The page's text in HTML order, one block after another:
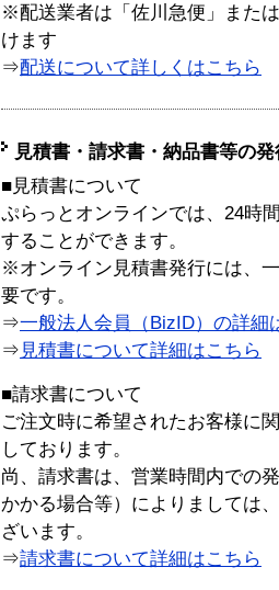
※配送業者は「佐川急便」また
けます
⇒配送について詳しくはこちら
見積書・請求書・納品書等の
■見積書について
ぷらっとオンラインでは、24時
することができます。
※オンライン見積書発行には、
要です。
⇒一般法人会員（BizID）の詳細
⇒ 見積書について詳細はこちら
■請求書について
ご注文時に希望されたお客様に
しております。
尚、請求書は、営業時間内での
かかる場合等）によりましては
ざいます。
⇒請求書について詳細はこちら